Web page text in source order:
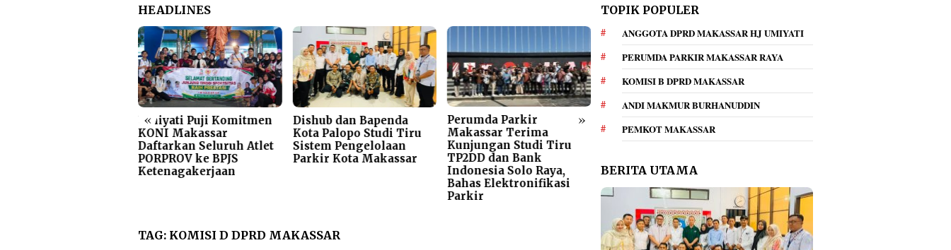
HEADLINES
« »
Umiyati Puji Komitmen
KONI Makassar
Daftarkan Seluruh Atlet
PORPROV ke BPJS
Ketenagakerjaan
Dishub dan Bapenda
Kota Palopo Studi Tiru
Sistem Pengelolaan
Parkir Kota Makassar
Perumda Parkir
Makassar Terima
Kunjungan Studi Tiru
TP2DD dan Bank
Indonesia Solo Raya,
Bahas Elektronifikasi
Parkir
Gerakan Pilah Sampah
Menggema di Perumda
Parkir Makassar Raya,
Elemen Bergerak
Tegas!! Dirum Perumda
Keras Jukir Viral di
TAG: KOMISI D DPRD MAKASSAR
TOPIK POPULER
ANGGOTA DPRD MAKASSAR HJ UMIYATI
PERUMDA PARKIR MAKASSAR RAYA
KOMISI B DPRD MAKASSAR
ANDI MAKMUR BURHANUDDIN
PEMKOT MAKASSAR
BERITA UTAMA